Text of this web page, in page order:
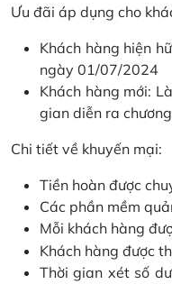
Ưu đãi áp dụng cho
Khách hàng hiện
ngày 01/07/2024
Khách hàng mới:
gian diễn ra
Chi tiết về khuyến mại:
Tiền hoàn được
Các phần mềm
Mỗi khách hàng
Khách hàng được
Thời gian xét số